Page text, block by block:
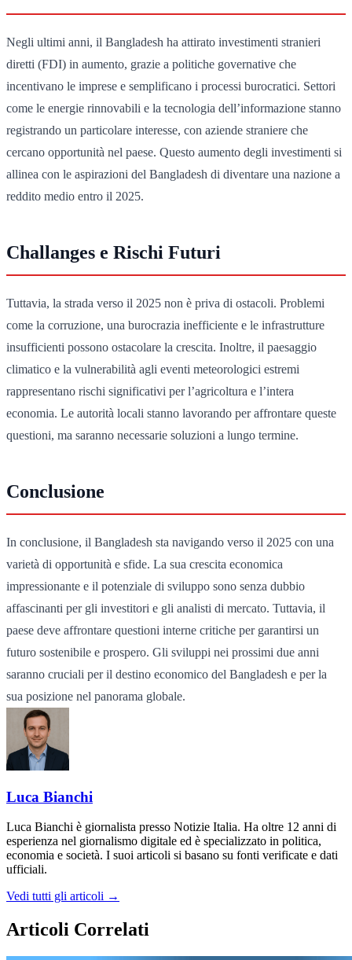
Negli ultimi anni, il Bangladesh ha attirato investimenti stranieri
diretti (FDI) in aumento, grazie a politiche governative che
incentivano le imprese e semplificano i processi burocratici. Settori
come le energie rinnovabili e la tecnologia dell’informazione stanno
registrando un particolare interesse, con aziende straniere che
cercano opportunità nel paese. Questo aumento degli investimenti si
allinea con le aspirazioni del Bangladesh di diventare una nazione a
reddito medio entro il 2025.
Challanges e Rischi Futuri
Tuttavia, la strada verso il 2025 non è priva di ostacoli. Problemi
come la corruzione, una burocrazia inefficiente e le infrastrutture
insufficienti possono ostacolare la crescita. Inoltre, il paesaggio
climatico e la vulnerabilità agli eventi meteorologici estremi
rappresentano rischi significativi per l’agricoltura e l’intera
economia. Le autorità locali stanno lavorando per affrontare queste
questioni, ma saranno necessarie soluzioni a lungo termine.
Conclusione
In conclusione, il Bangladesh sta navigando verso il 2025 con una
varietà di opportunità e sfide. La sua crescita economica
impressionante e il potenziale di sviluppo sono senza dubbio
affascinanti per gli investitori e gli analisti di mercato. Tuttavia, il
paese deve affrontare questioni interne critiche per garantirsi un
futuro sostenibile e prospero. Gli sviluppi nei prossimi due anni
saranno cruciali per il destino economico del Bangladesh e per la
sua posizione nel panorama globale.
Luca Bianchi
Luca Bianchi è giornalista presso Notizie Italia. Ha oltre 12 anni di
esperienza nel giornalismo digitale ed è specializzato in politica,
economia e società. I suoi articoli si basano su fonti verificate e dati
ufficiali.
Vedi tutti gli articoli →
Articoli Correlati